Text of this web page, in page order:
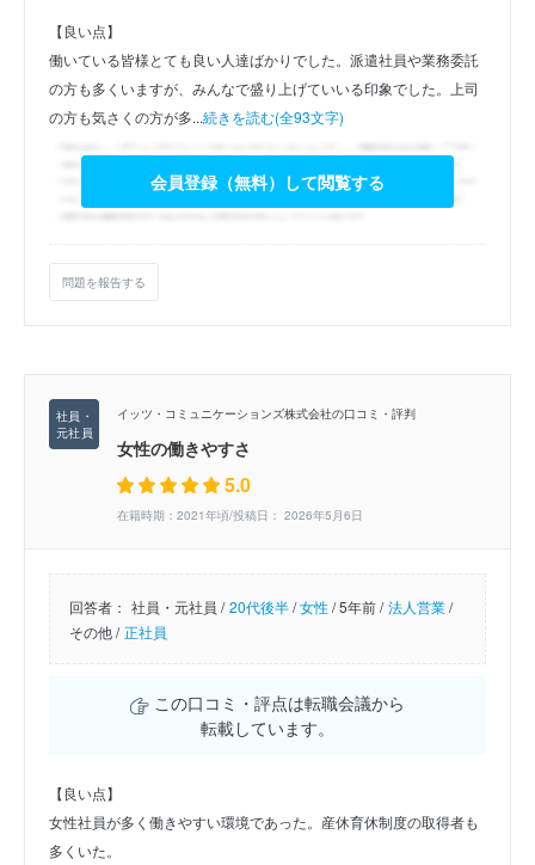
【良い点】
働いている皆様とても良い人達ばかりでした。派遣社員や業務委託
の方も多くいますが、みんなで盛り上げていいる印象でした。上司
の方も気さくの方が多...続きを読む(全93文字)
会員登録（無料）して閲覧する
問題を報告する
イッツ・コミュニケーションズ株式会社の口コミ・評判
女性の働きやすさ
5.0
在籍時期：2021年頃/投稿日： 2026年5月6日
回答者： 社員・元社員 / 20代後半/女性/5年前 / 法人営業/
その他 / 正社員
この口コミ・評点は転職会議から
転載しています。
【良い点】
女性社員が多く働きやすい環境であった。産休育休制度の取得者も
多くいた。